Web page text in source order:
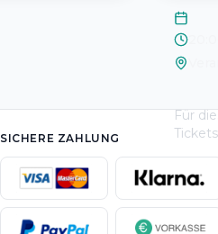
20:00
Für
SICHERE ZAHLUNG